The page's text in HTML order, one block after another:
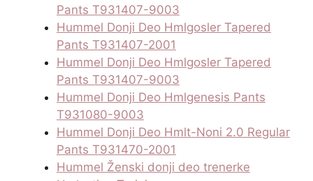
Pants T931407-9003
Hummel Donji Deo Hmlgosler Tapered
Pants T931407-2001
Hummel Donji Deo Hmlgosler Tapered
Pants T931407-9003
Hummel Donji Deo Hmlgenesis Pants
T931080-9003
Hummel Donji Deo Hmlt-Noni 2.0 Regular
Pants T931470-2001
Hummel Ženski donji deo trenerke